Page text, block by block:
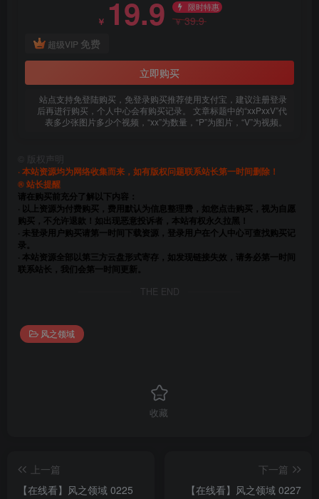
￥ 19.9 限时特惠
￥39.9
超级VIP 免费
立即购买
站点支持免登陆购买，免登录购买推荐使用支付宝，建议注册登录
后再进行购买，个人中心会有购买记录。 文章标题中的“xxPxxV”代
表多少张图片多少个视频，“xx”为数量，“P”为图片，“V”为视频。
版权声明
· 本站资源均为网络收集而来，如有版权问题联系站长第一时间删除！
® 站长提醒
请在购买前充分了解以下内容：
· 以上资源为付费购买，费用默认为信息整理费，如您点击购买，视为自愿
购买，不允许退款！如出现恶意投诉者，本站有权永久拉黑！
· 未登录用户购买请第一时间下载资源，登录用户在个人中心可查找购买记
录。
· 本站资源全部以第三方云盘形式寄存，如发现链接失效，请务必第一时间
联系站长，我们会第一时间更新。
THE END
风之领域
收藏
上一篇
【在线看】风之领域 0225
下一篇
【在线看】风之领域 0227